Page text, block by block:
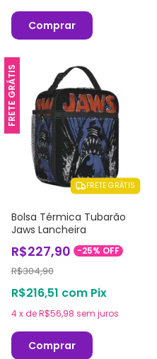
Comprar
FRETE GRÁTIS
FRETE GRÁTIS
Bolsa Térmica Tubarão
Jaws Lancheira
R$227,90 -25% OFF
R$304,90
R$216,51 com Pix
4 xdeR$56,98 sem juros
Comprar